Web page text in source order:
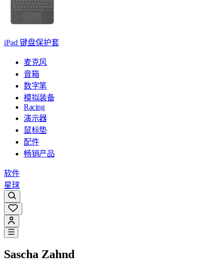
iPad 键盘保护套
麦克风
音箱
数字笔
模拟装备
Racing
演示器
鼠标垫
配件
畅销产品
软件
星球
Sascha Zahnd